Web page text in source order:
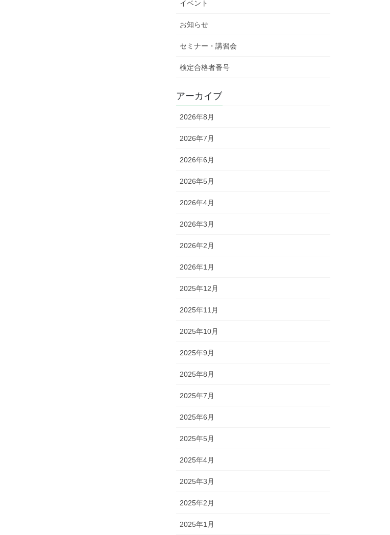
イベント
お知らせ
セミナー・講習会
検定合格者番号
アーカイブ
2026年8月
2026年7月
2026年6月
2026年5月
2026年4月
2026年3月
2026年2月
2026年1月
2025年12月
2025年11月
2025年10月
2025年9月
2025年8月
2025年7月
2025年6月
2025年5月
2025年4月
2025年3月
2025年2月
2025年1月